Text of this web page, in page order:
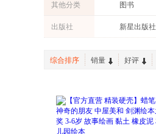
其他分类 图书
出版社 新星出版社
综合排序 销量 好评